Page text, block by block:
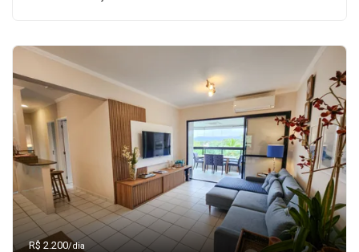
R$ 2.200/dia